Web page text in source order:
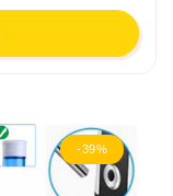
-39%